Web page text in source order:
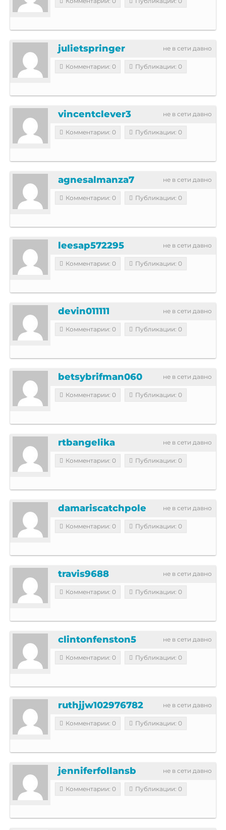
не в сети давно
julietspringer
Комментарии: 0 Публикации: 0
не в сети давно
vincentclever3
Комментарии: 0 Публикации: 0
не в сети давно
agnesalmanza7
Комментарии: 0 Публикации: 0
не в сети давно
leesap572295
Комментарии: 0 Публикации: 0
не в сети давно
devin011111
Комментарии: 0 Публикации: 0
не в сети давно
betsybrifman060
Комментарии: 0 Публикации: 0
не в сети давно
rtbangelika
Комментарии: 0 Публикации: 0
не в сети давно
damariscatchpole
Комментарии: 0 Публикации: 0
не в сети давно
travis9688
Комментарии: 0 Публикации: 0
не в сети давно
clintonfenston5
Комментарии: 0 Публикации: 0
не в сети давно
ruthjjw102976782
Комментарии: 0 Публикации: 0
не в сети давно
jenniferfollansb
Комментарии: 0 Публикации: 0